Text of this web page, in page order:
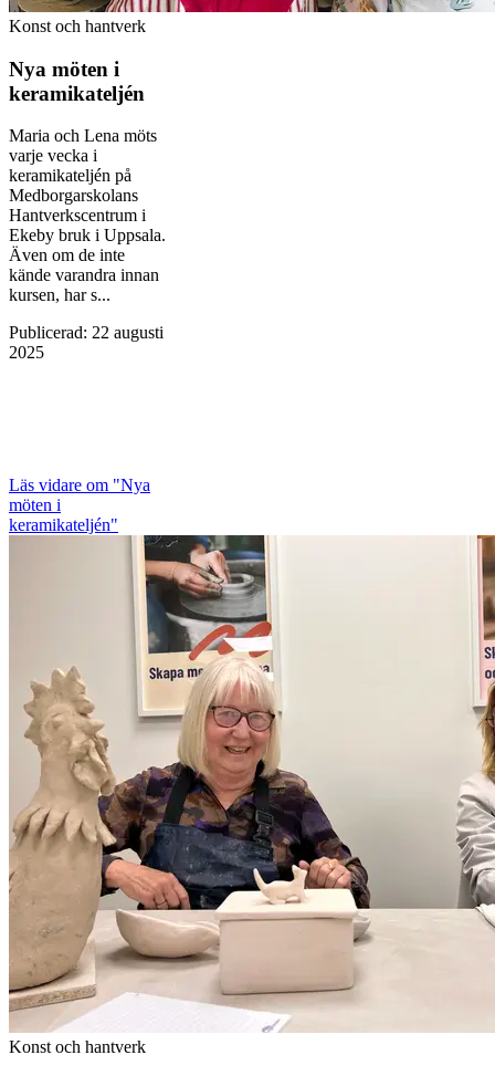
Konst och hantverk
Nya möten i
keramikateljén
Maria och Lena möts
varje vecka i
keramikateljén på
Medborgarskolans
Hantverkscentrum i
Ekeby bruk i Uppsala.
Även om de inte
kände varandra innan
kursen, har s...
Publicerad: 22 augusti
2025
Läs vidare om "Nya
möten i
keramikateljén"
Konst och hantverk